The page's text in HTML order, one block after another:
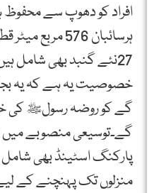
افراد کو دھوپ سے
ہرسائبان 576
27نئے گنبد بھی شامل
خصوصیت یہ ہے کہ یہ
گے کو روضہ رسولﷺ کی
گے۔توسیعی منصوبے
پارکنگ اسٹینڈ بھی